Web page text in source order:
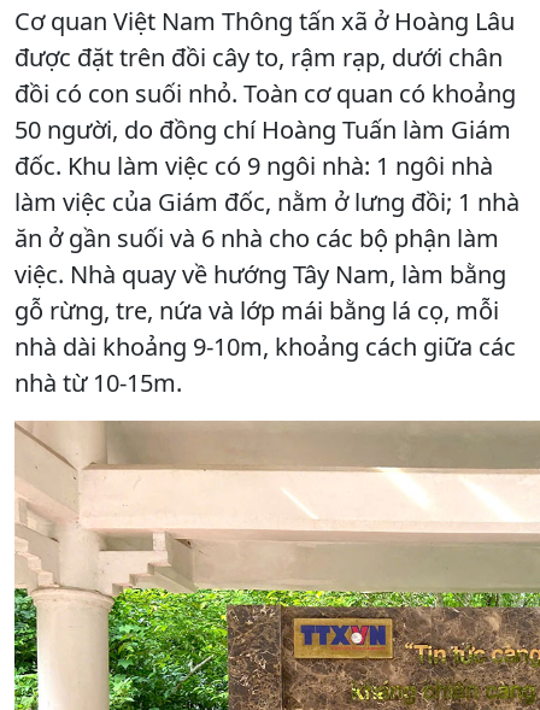
Cơ quan Việt Nam Thông tấn xã ở Hoàng Lâu
được đặt trên đồi cây to, rậm rạp, dưới chân
đồi có con suối nhỏ. Toàn cơ quan có khoảng
50 người, do đồng chí Hoàng Tuấn làm Giám
đốc. Khu làm việc có 9 ngôi nhà: 1 ngôi nhà
làm việc của Giám đốc, nằm ở lưng đồi; 1 nhà
ăn ở gần suối và 6 nhà cho các bộ phận làm
việc. Nhà quay về hướng Tây Nam, làm bằng
gỗ rừng, tre, nứa và lớp mái bằng lá cọ, mỗi
nhà dài khoảng 9-10m, khoảng cách giữa các
nhà từ 10-15m.